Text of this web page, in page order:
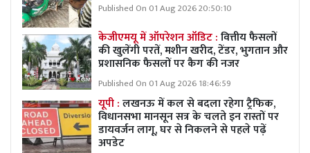
Published On 01 Aug 2026 20:50:10
केजीएमयू में ऑपरेशन ऑडिट :वित्तीय फैसलों
की खुलेंगी परतें, मशीन खरीद, टेंडर, भुगतान और
प्रशासनिक फैसलों पर कैग की नजर
Published On 01 Aug 2026 18:46:59
यूपी :लखनऊ में कल से बदला रहेगा ट्रैफिक,
विधानसभा मानसून सत्र के चलते इन रास्तों पर
डायवर्जन लागू, घर से निकलने से पहले पढ़ें
अपडेट